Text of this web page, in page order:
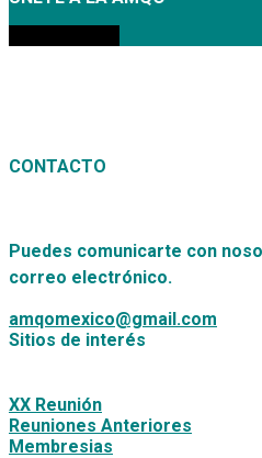
CONTACTO
Puedes comunicarte con
correo electrónico.
amqomexico@gmail.com
Sitios de interés
XX Reunión
Reuniones Anteriores
Membresias